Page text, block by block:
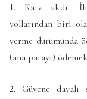
1. Karz akdi.
yollarından biri
verme durumunda
(ana parayı)
2. Güvene dayalı